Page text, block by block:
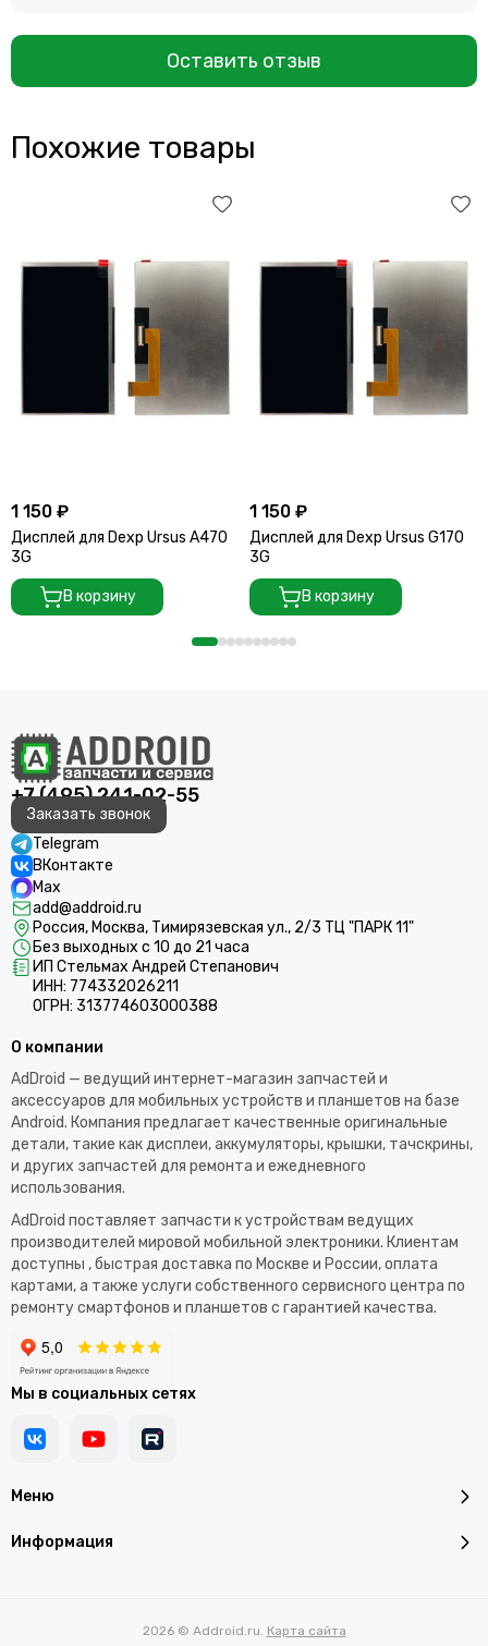
Оставить отзыв
Похожие товары
1 150 ₽
Дисплей для Dexp Ursus A470
3G
В корзину
1 150 ₽
Дисплей для Dexp Ursus G170
3G
В корзину
+7 (495) 241-02-55
Заказать звонок
Telegram
ВКонтакте
Max
add@addroid.ru
Россия, Москва, Тимирязевская ул., 2/3 ТЦ "ПАРК 11"
Без выходных с 10 до 21 часа
ИП Стельмах Андрей Степанович
ИНН: 774332026211
ОГРН: 313774603000388
Меню
Информация
О компании
AdDroid — ведущий интернет-магазин запчастей и
аксессуаров для мобильных устройств и планшетов на базе
Android. Компания предлагает качественные оригинальные
детали, такие как дисплеи, аккумуляторы, крышки, тачскрины,
и других запчастей для ремонта и ежедневного
использования.​
AdDroid поставляет запчасти к устройствам ведущих
производителей мировой мобильной электроники. Клиентам
доступны , быстрая доставка по Москве и России, оплата
картами, а также услуги собственного сервисного центра по
ремонту смартфонов и планшетов с гарантией качества.
Мы в социальных сетях
2026 © Addroid.ru. Карта сайта